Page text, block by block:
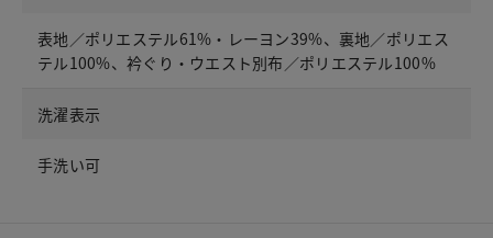
表地／ポリエステル61%・レーヨン39%、裏地／ポリエス
テル100%、衿ぐり・ウエスト別布／ポリエステル100%
洗濯表示
手洗い可